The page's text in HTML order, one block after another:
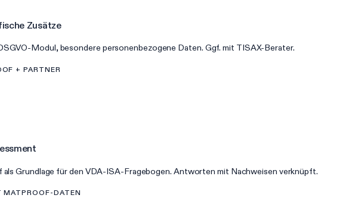
Zusätze
Modul, besondere personenbezogene Daten. Ggf. mit TISAX-Berater.
+ PARTNER
Grundlage für den VDA-ISA-Fragebogen. Antworten mit Nachweisen verknüpft.
DATEN